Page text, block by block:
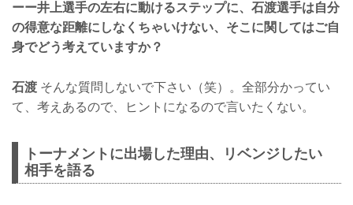
ーー井上選手の左右に動けるステップに、石渡選手は自分
の得意な距離にしなくちゃいけない、そこに関してはご自
身でどう考えていますか？
石渡 そんな質問しないで下さい（笑）。全部分かってい
て、考えあるので、ヒントになるので言いたくない。
トーナメントに出場した理由、リベンジしたい
相手を語る